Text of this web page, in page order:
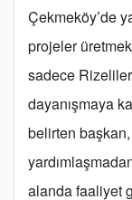
Çekmeköy’de
projeler
sadece
dayanışmaya
belirten
alanda faaliyet